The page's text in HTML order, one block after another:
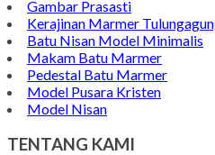
Nisan Granit dan Marmer
Makam Kuburan
Harga Batu Nisan
Gambar Prasasti
Kerajinan Marmer Tulungagung
Batu Nisan Model Minimalis
Makam Batu Marmer
Model Pusara Kristen